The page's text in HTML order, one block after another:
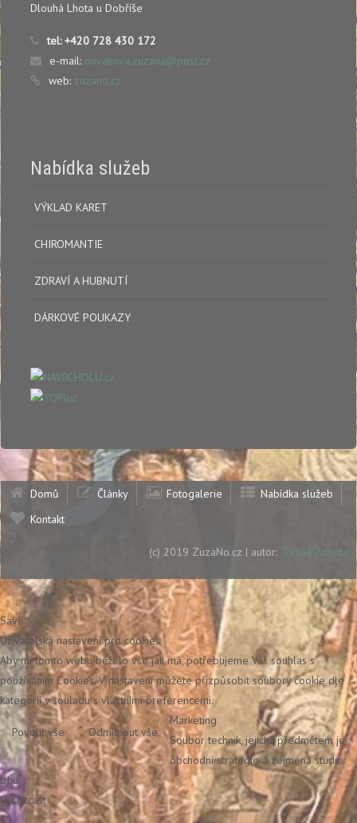
Dlouhá Lhota u Dobříše
tel:+420 728 430 172
e-mail: novakova.zuzana@post.cz
web: zuzano.cz
Nabídka služeb
VÝKLAD KARET
CHIROMANTIE
ZDRAVÍ A HUBNUTÍ
DÁRKOVÉ POUKAZY
Domů Články Fotogalerie
Nabídka služeb
Kontakt
(c) 2019 ZuzaNo.cz | autor: Tomáš Zmuda
Save
Uživatelská nastavení pro cookies
Aby na tomto webu běželo vše jak má, potřebujeme Váš souhlas s
používáním Cookies. V nastavení můžete přizpůsobit soubory cookie dle
kategorií v souladu s vlastními preferencemi.
Povolit vše Odmítnout vše
Marketing
Soubor technik, jejichž předmětem je
obchodní strategie a zejména studie
trhu.
Quantcast